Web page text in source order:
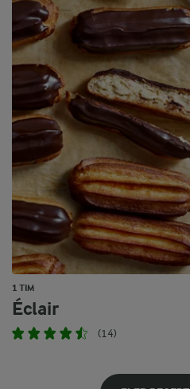
1 TIM
Éclair
(14)